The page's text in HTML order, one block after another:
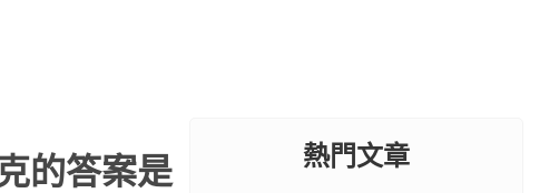
的答案是
熱門文章